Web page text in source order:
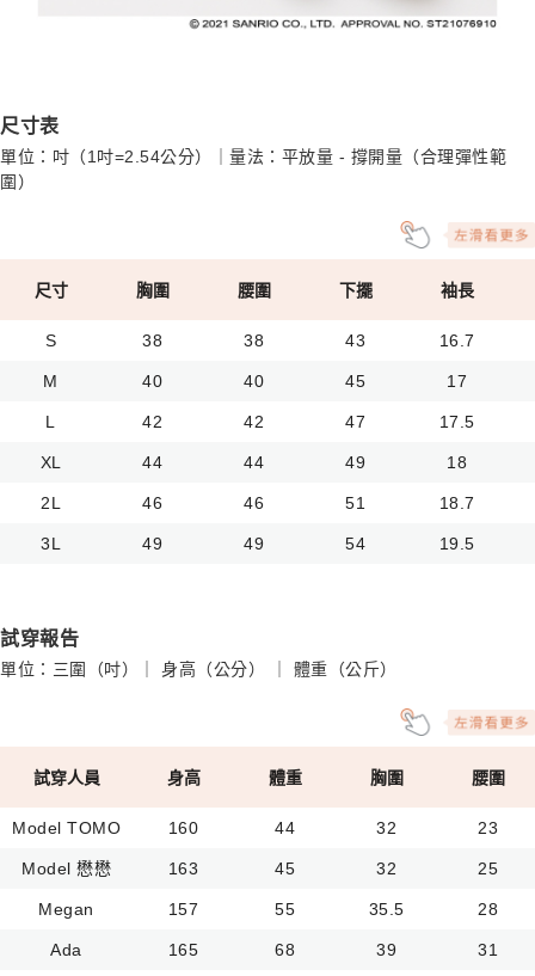
尺寸表
單位：吋（1吋=2.54公分）｜量法：平放量 - 撐開量（合理彈性範
圍）
尺寸 胸圍 腰圍 下擺 袖長
S 38 38 43 16.7
M 40 40 45 17
L 42 42 47 17.5
XL 44 44 49 18
2L 46 46 51 18.7
3L 49 49 54 19.5
試穿報告
單位：三圍（吋）｜ 身高（公分） ｜ 體重（公斤）
試穿人員 身高 體重 胸圍 腰圍
Model TOMO 160 44 32 23
Model 懋懋 163 45 32 25
Megan 157 55 35.5 28
Ada 165 68 39 31